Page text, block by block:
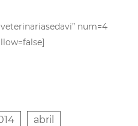
num=4
abril